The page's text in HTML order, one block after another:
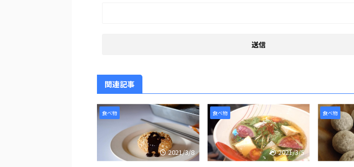
関連記事
食べ物
2021/3/8
食べ物
2021/3/5
食べ物